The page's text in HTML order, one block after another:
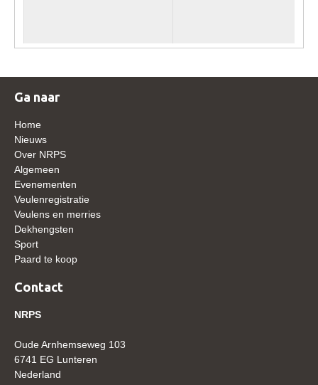
WBSFH
Dekhengsten
Informatie Hengstenkeuring
AANMELDEN HENGSTENKEURING ONDER HET
Verrichtingsonderzoek NRPS
Verrichtingsonderzoek 2022-2023
Ga naar
Home
Nieuws
Over NRPS
Algemeen
Evenementen
Veulenregistratie
Veulens en merries
Dekhengsten
Sport
Paard te koop
Contact
NRPS
Oude Arnhemseweg 103
6741 EG Lunteren
Nederland